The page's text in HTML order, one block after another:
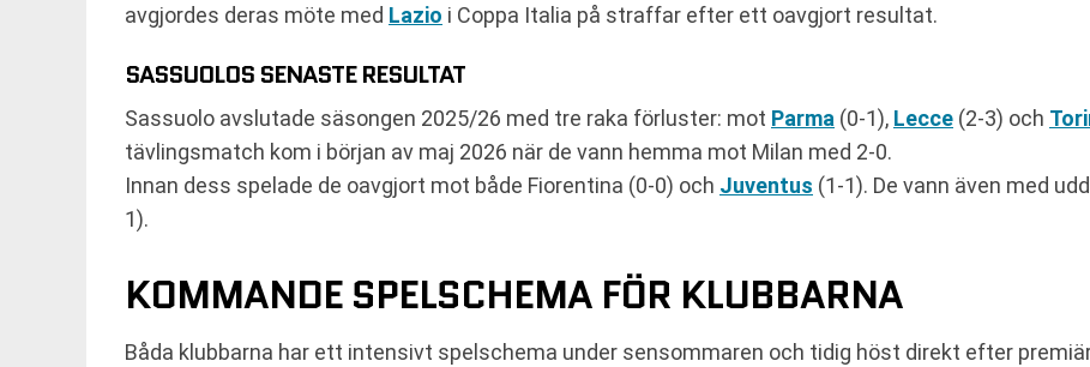
avgjordes deras möte med Lazio i Coppa Italia på straffar efter ett oavgjort resultat.
SASSUOLOS SENASTE RESULTAT
Sassuolo avslutade säsongen 2025/26 med tre raka förluster: mot Parma (0-1), Lecce (2-3) och
tävlingsmatch kom i början av maj 2026 när de vann hemma mot Milan med 2-0.
Innan dess spelade de oavgjort mot både Fiorentina (0-0) och Juventus (1-1). De vann även med
1).
KOMMANDE SPELSCHEMA FÖR KLUBBARNA
Båda klubbarna har ett intensivt spelschema under sensommaren och tidig höst direkt efter